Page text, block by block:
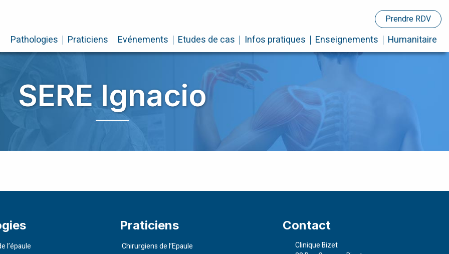
Prendre RDV
Pathologies Praticiens Evénements Etudes de cas Infos pratiques Enseignements Humanitaire
SERE Ignacio
l’épaule
Praticiens
Chirurgiens de l’Epaule
Contact
Clinique Bizet